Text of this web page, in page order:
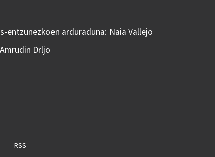
entzunezkoen arduraduna: Naia Vallejo
Drljo
RSS